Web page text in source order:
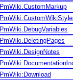
PmWiki.CustomMarkup
PmWiki.DebugVariables
PmWiki.DeletingPages
PmWiki.DesignNotes
PmWiki:Download